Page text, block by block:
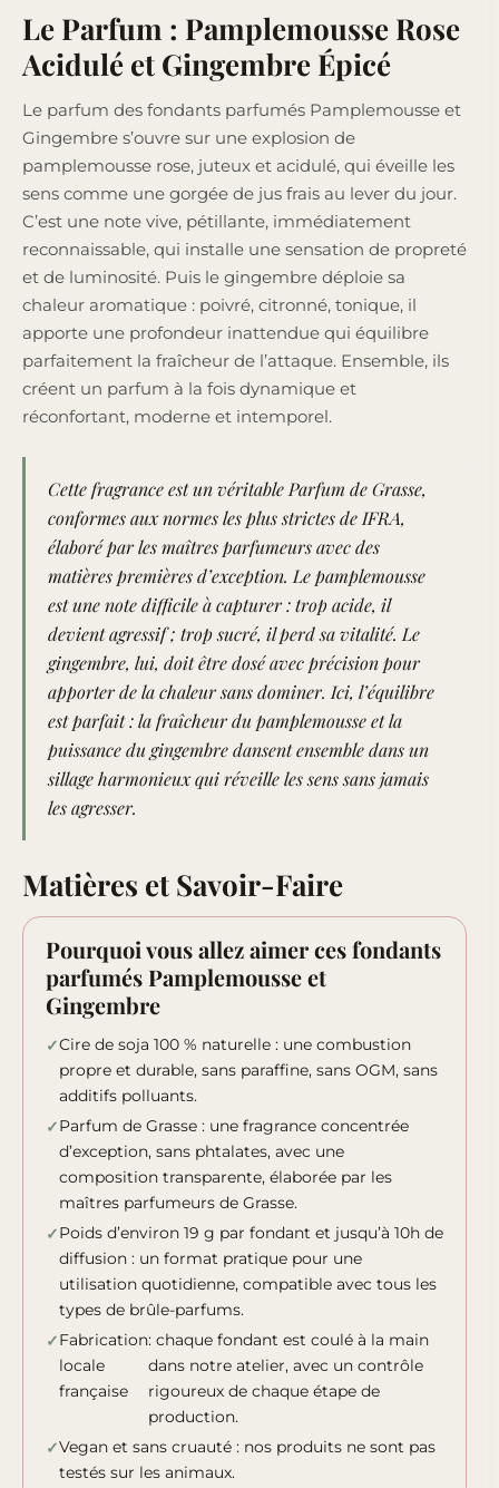
Le Parfum : Pamplemousse Rose
Acidulé et Gingembre Épicé
Le parfum des fondants parfumés Pamplemousse et
Gingembre s’ouvre sur une explosion de
pamplemousse rose, juteux et acidulé, qui éveille les
sens comme une gorgée de jus frais au lever du jour.
C’est une note vive, pétillante, immédiatement
reconnaissable, qui installe une sensation de propreté
et de luminosité. Puis le gingembre déploie sa
chaleur aromatique : poivré, citronné, tonique, il
apporte une profondeur inattendue qui équilibre
parfaitement la fraîcheur de l’attaque. Ensemble, ils
créent un parfum à la fois dynamique et
réconfortant, moderne et intemporel.
Cette fragrance est un véritable Parfum de Grasse,
conformes auxnormes les plus strictes de IFRA,
élaboré par les maîtres parfumeurs avec des
matières premières d’exception. Le pamplemousse
est une note difficile à capturer : trop acide, il
devient agressif ; trop sucré, il perd sa vitalité. Le
gingembre, lui, doit être dosé avec précision pour
apporter de la chaleur sans dominer. Ici, l’équilibre
est parfait : la fraîcheur du pamplemousse et la
puissance du gingembre dansent ensemble dans un
sillage harmonieux qui réveille les sens sans jamais
les agresser.
Matières et Savoir-Faire
Pourquoi vous allez aimer ces fondants
parfumés Pamplemousse et
Gingembre
Cire de soja 100 % naturelle : une combustion
propre et durable, sans paraffine, sans OGM, sans
additifs polluants.
Parfum de Grasse : une fragrance concentrée
d’exception, sans phtalates, avec une
composition transparente, élaborée par les
maîtres parfumeurs de Grasse.
Poids d’environ 19 g par fondant et jusqu’à 10h de
diffusion : un format pratique pour une
utilisation quotidienne, compatible avec tous les
types de brûle-parfums.
Fabrication
locale
française
: chaque fondant est coulé à la main
dans notre atelier, avec un contrôle
rigoureux de chaque étape de
production.
Vegan et sans cruauté : nos produits ne sont pas
testés sur les animaux.